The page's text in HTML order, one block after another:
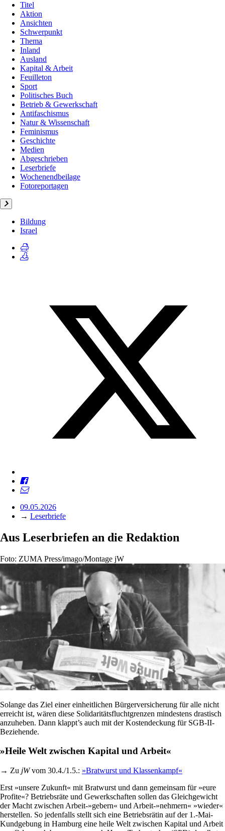
Titel
Aktion
Ansichten
Schwerpunkt
Thema
Inland
Ausland
Kapital & Arbeit
Feuilleton
Sport
Politisches Buch
Betrieb & Gewerkschaft
Antifaschismus
Natur & Wissenschaft
Feminismus
Geschichte
Medien
Abgeschrieben
Leserbriefe
Wochenendbeilage
Fotoreportagen
Bildung
Israel
09.05.2026
→ Leserbriefe
Aus Leserbriefen an die Redaktion
Foto: ZUMA Press/imago/Montage jW
Solange das Ziel einer einheitlichen Bürgerversicherung für alle nicht
erreicht ist, wären diese Solidaritätsfluchtgrenzen mindestens drastisch
anzuheben. Dann klappt’s auch mit der Kostendeckung für SGB-II-
Beziehende.
»Heile Welt zwischen Kapital und Arbeit«
→ Zu jWvom 30.4./1.5.: »Bratwurst und Klassenkampf«
Erst »unsere Zukunft« mit Bratwurst und dann gemeinsam für »eure
Profite«? Betriebsräte und Gewerkschaften sollen das Gleichgewicht
der Macht zwischen Arbeit-»gebern« und Arbeit-»nehmern« »wieder«
herstellen. So jedenfalls stellt sich eine Betriebsrätin auf der 1.-Mai-
Kundgebung in Hamburg eine heile Welt zwischen Kapital und Arbeit